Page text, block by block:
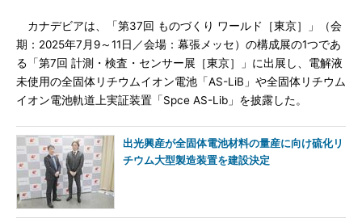
カナデビアは、「第37回 ものづくり ワールド［東京］」（会
期：2025年7月9～11日／会場：幕張メッセ）の構成展の1つであ
る「第7回 計測・検査・センサー展［東京］」に出展し、電解液
未使用の全固体リチウムイオン電池「AS-LiB」や全固体リチウム
イオン電池軌道上実証装置「Spce AS-Lib」を披露した。
出光興産が全固体電池材料の量産に向け硫化リ
チウム大型製造装置を建設決定